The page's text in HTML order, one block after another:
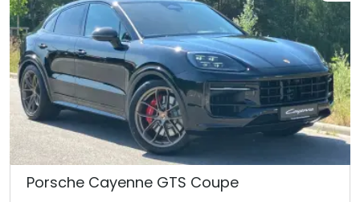
Porsche Cayenne GTS Coupe